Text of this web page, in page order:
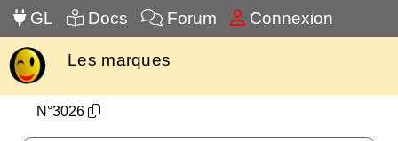
GL Docs Forum Connexion
Les marques
N°3026